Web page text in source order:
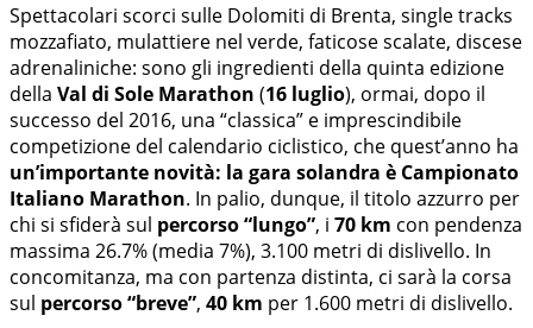
Spettacolari scorci sulle Dolomiti di Brenta, single tracks
mozzafiato, mulattiere nel verde, faticose scalate, discese
adrenaliniche: sono gli ingredienti della quinta edizione
della Val di Sole Marathon (16 luglio), ormai, dopo il
successo del 2016, una “classica” e imprescindibile
competizione del calendario ciclistico, che quest’anno ha
un’importante novità: la gara solandra è Campionato
Italiano Marathon. In palio, dunque, il titolo azzurro per
chi si sfiderà sul percorso “lungo”, i 70 km con pendenza
massima 26.7% (media 7%), 3.100 metri di dislivello. In
concomitanza, ma con partenza distinta, ci sarà la corsa
sul percorso “breve”, 40 km per 1.600 metri di dislivello.